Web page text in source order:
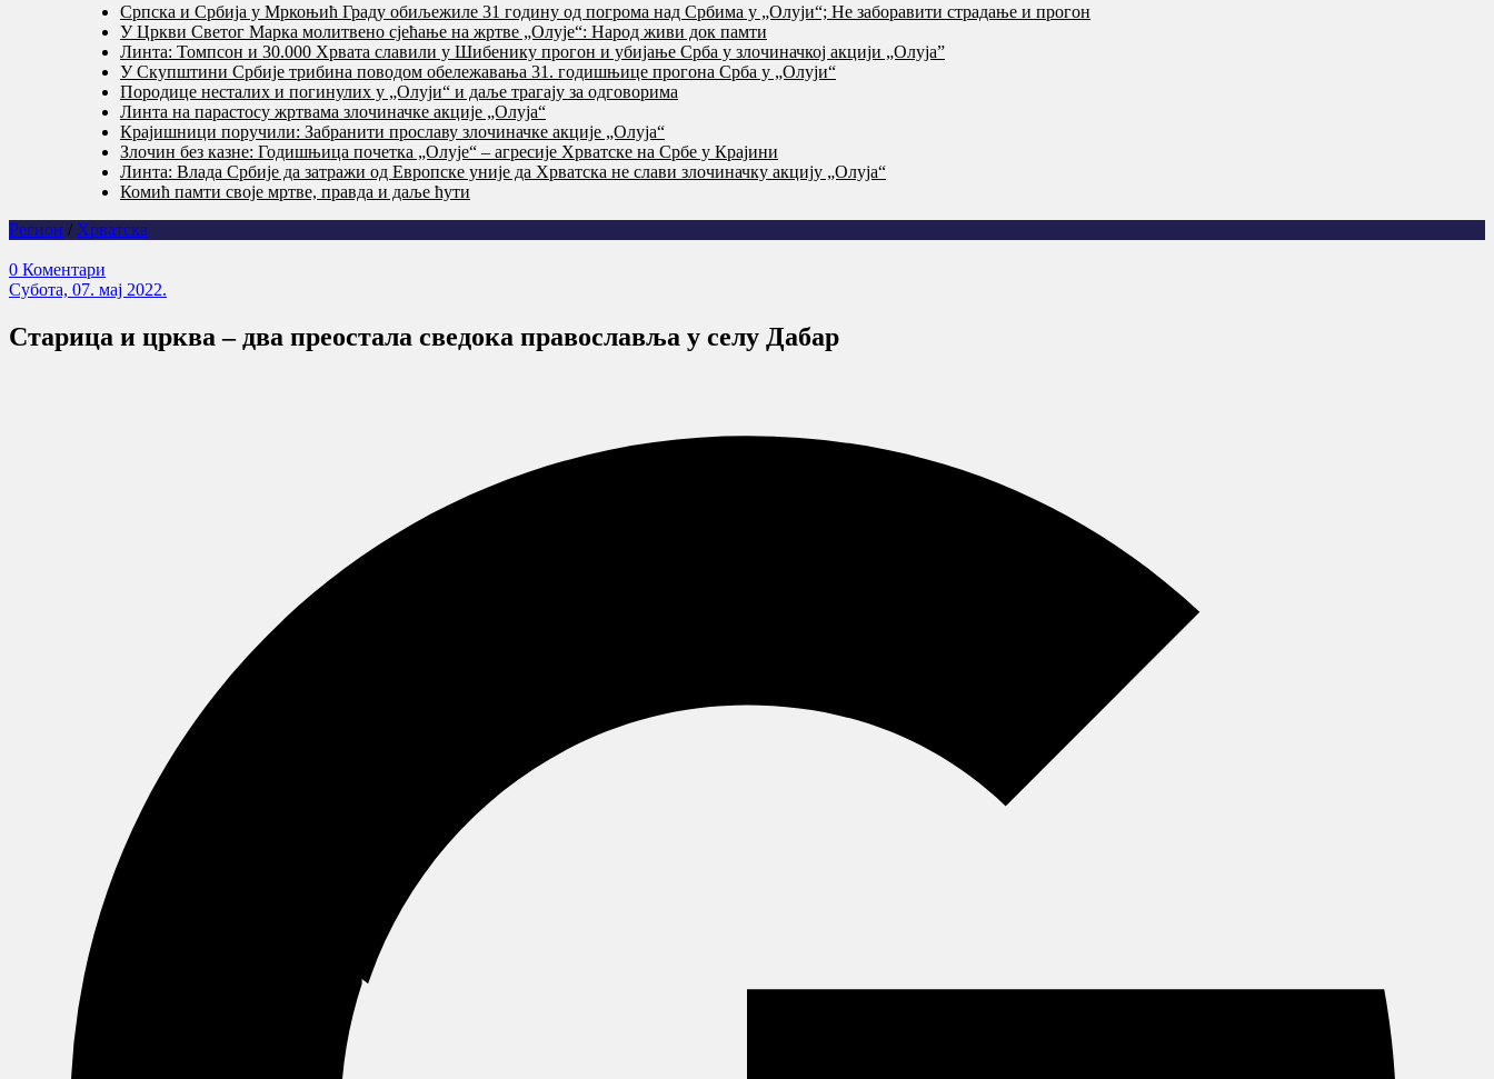
Српска и Србија у Мркоњић Граду обиљежиле 31 годину од погрома над Србима у „Олуји“; Не заборавити страдање и прогон
У Цркви Светог Марка молитвено сјећање на жртве „Олује“: Народ живи док памти
Линта: Томпсон и 30.000 Хрвата славили у Шибенику прогон и убијање Срба у злочиначкој акцији „Олуја”
У Скупштини Србије трибина поводом обележавања 31. годишњице прогона Срба у „Олуји“
Породице несталих и погинулих у „Олуји“ и даље трагају за одговорима
Линта на парастосу жртвама злочиначке акције „Олуја“
Крајишници поручили: Забранити прославу злочиначке акције „Олуја“
Злочин без казне: Годишњица почетка „Олује“ – агресије Хрватске на Србе у Крајини
Линта: Влада Србије да затражи од Европске уније да Хрватска не слави злочиначку акцију „Олуја“
Комић памти своје мртве, правда и даље ћути
Регион / Хрватска
0 Коментари
Субота, 07. мај 2022.
Старица и црква – два преостала сведока православља у селу Дабар